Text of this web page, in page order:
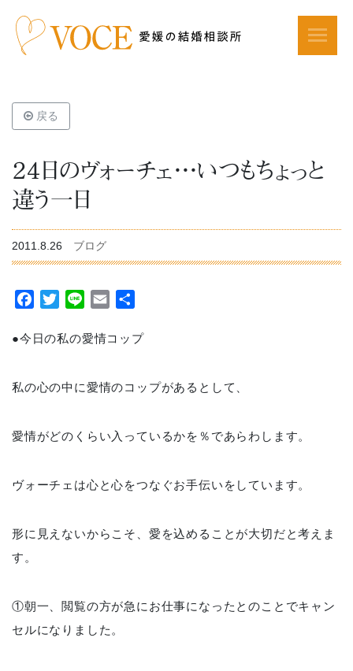
戻る
２４日のヴォーチェ・・・いつもちょっと
違う一日
2011.8.26 ブログ
Facebook
TwitterLine Email
●今日の私の愛情コップ
私の心の中に愛情のコップがあるとして、
愛情がどのくらい入っているかを％であらわします。
ヴォーチェは心と心をつなぐお手伝いをしています。
形に見えないからこそ、愛を込めることが大切だと考えま
す。
①朝一、閲覧の方が急にお仕事になったとのことでキャン
セルになりました。